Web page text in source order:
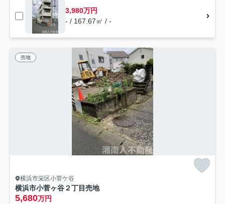
3,980万円
- / 167.67㎡ / -
売地
横浜市栄区小菅ケ谷
横浜市小菅ヶ谷２丁目売地
5,680万円